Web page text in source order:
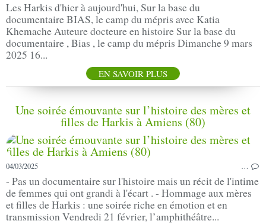
Les Harkis d'hier à aujourd'hui, Sur la base du
documentaire BIAS, le camp du mépris avec Katia
Khemache Auteure docteure en histoire Sur la base du
documentaire , Bias , le camp du mépris Dimanche 9 mars
2025 16...
EN SAVOIR PLUS
Une soirée émouvante sur l’histoire des mères et
filles de Harkis à Amiens (80)
04/03/2025 …
- Pas un documentaire sur l'histoire mais un récit de l'intime
de femmes qui ont grandi à l'écart . - Hommage aux mères
et filles de Harkis : une soirée riche en émotion et en
transmission Vendredi 21 février, l’amphithéâtre...